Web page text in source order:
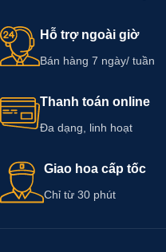
Hỗ trợ ngoài giờ
Bán hàng 7 ngày/ tuần
Thanh toán online
Đa dạng, linh hoạt
Giao hoa cấp tốc
Chỉ từ 30 phút